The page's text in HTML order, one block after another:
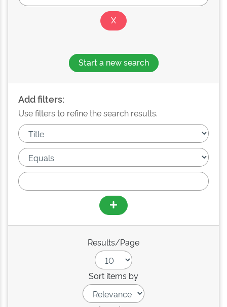
Start a new search
Add filters:
Use filters to refine the search results.
Results/Page
Sort items by